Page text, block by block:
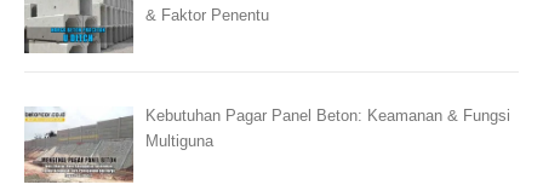
& Faktor Penentu
Kebutuhan Pagar Panel Beton: Keamanan & Fungsi
Multiguna